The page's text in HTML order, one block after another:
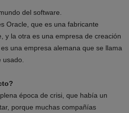
del software.
Oracle, que es una fabricante
y la otra es una empresa de creación
una empresa alemana que se llama
época de crisi, que había un
porque muchas compañías